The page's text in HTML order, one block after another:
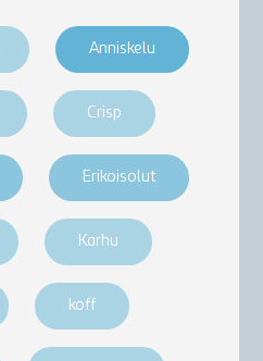
Anniskelu
Crisp
Erikoisolut
Karhu
koff